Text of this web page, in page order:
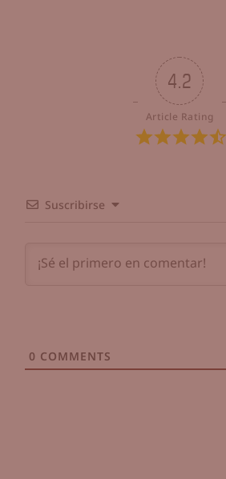
4.2
Article Rating
Suscribirse
0 COMMENTS